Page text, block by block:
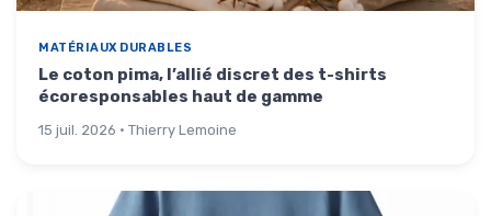
MATÉRIAUX DURABLES
Le coton pima, l’allié discret des t-shirts
écoresponsables haut de gamme
15 juil. 2026 · Thierry Lemoine